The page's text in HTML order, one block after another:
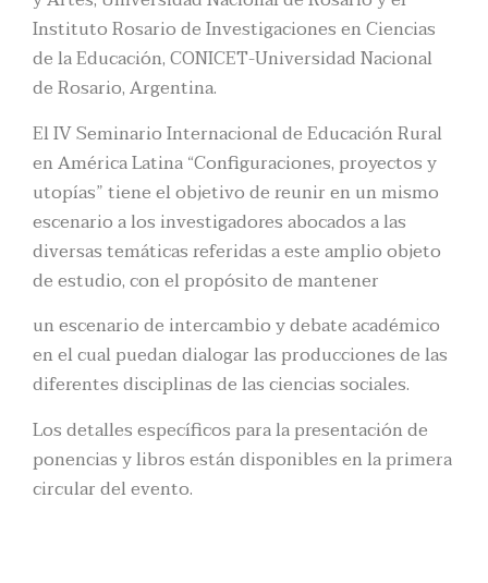
Instituto Rosario de Investigaciones en Ciencias
de la Educación, CONICET-Universidad Nacional
de Rosario, Argentina.
El IV Seminario Internacional de Educación Rural
en América Latina “Configuraciones, proyectos y
utopías” tiene el objetivo de reunir en un mismo
escenario a los investigadores abocados a las
diversas temáticas referidas a este amplio objeto
de estudio, con el propósito de mantener
un escenario de intercambio y debate académico
en el cual puedan dialogar las producciones de las
diferentes disciplinas de las ciencias sociales.
Los detalles específicos para la presentación de
ponencias y libros están disponibles en la primera
circular del evento.